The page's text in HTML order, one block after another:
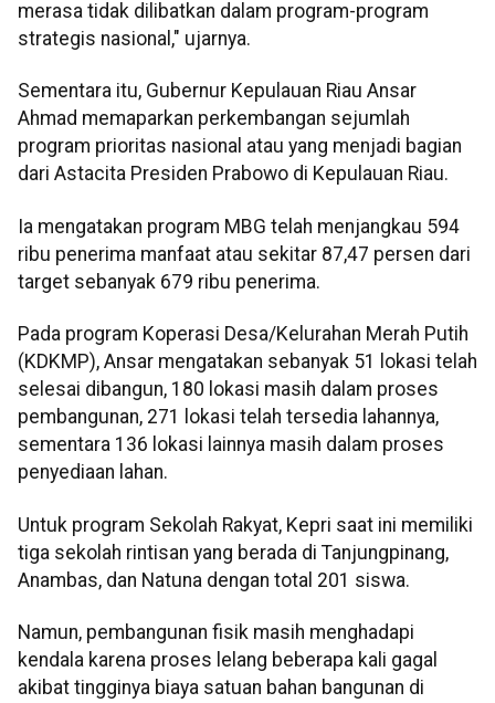
merasa tidak dilibatkan dalam program-program
strategis nasional," ujarnya.
Sementara itu, Gubernur Kepulauan Riau Ansar
Ahmad memaparkan perkembangan sejumlah
program prioritas nasional atau yang menjadi bagian
dari Astacita Presiden Prabowo di Kepulauan Riau.
Ia mengatakan program MBG telah menjangkau 594
ribu penerima manfaat atau sekitar 87,47 persen dari
target sebanyak 679 ribu penerima.
Pada program Koperasi Desa/Kelurahan Merah Putih
(KDKMP), Ansar mengatakan sebanyak 51 lokasi telah
selesai dibangun, 180 lokasi masih dalam proses
pembangunan, 271 lokasi telah tersedia lahannya,
sementara 136 lokasi lainnya masih dalam proses
penyediaan lahan.
Untuk program Sekolah Rakyat, Kepri saat ini memiliki
tiga sekolah rintisan yang berada di Tanjungpinang,
Anambas, dan Natuna dengan total 201 siswa.
Namun, pembangunan fisik masih menghadapi
kendala karena proses lelang beberapa kali gagal
akibat tingginya biaya satuan bahan bangunan di